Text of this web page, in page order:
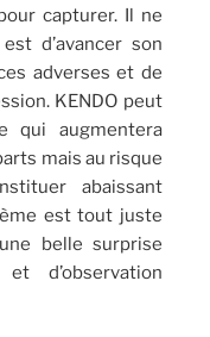
capturer. Il ne
d’avancer son
adverses et de
KENDO peut
qui augmentera
mais au risque
abaissant
est tout juste
belle surprise
d’observation